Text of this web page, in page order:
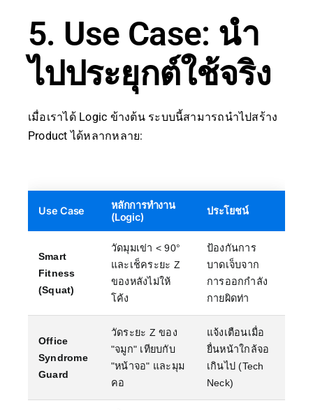
5. Use Case: นำ
ไปประยุกต์ใช้จริง
เมื่อเราได้ Logic ข้างต้น ระบบนี้สามารถนำไปสร้าง
Product ได้หลากหลาย:
Use Case
หลักการทำงาน
(Logic)
ประโยชน์
Smart
Fitness
(Squat)
วัดมุมเข่า < 90°
และเช็คระยะ Z
ของหลังไม่ให้
โค้ง
ป้องกันการ
บาดเจ็บจาก
การออกกำลัง
กายผิดท่า
Office
Syndrome
Guard
วัดระยะ Z ของ
"จมูก" เทียบกับ
"หน้าจอ" และมุม
คอ
แจ้งเตือนเมื่อ
ยื่นหน้าใกล้จอ
เกินไป (Tech
Neck)